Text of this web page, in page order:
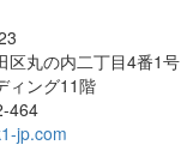
区丸の内二丁目4番1号
ィング11階
464
jp.com